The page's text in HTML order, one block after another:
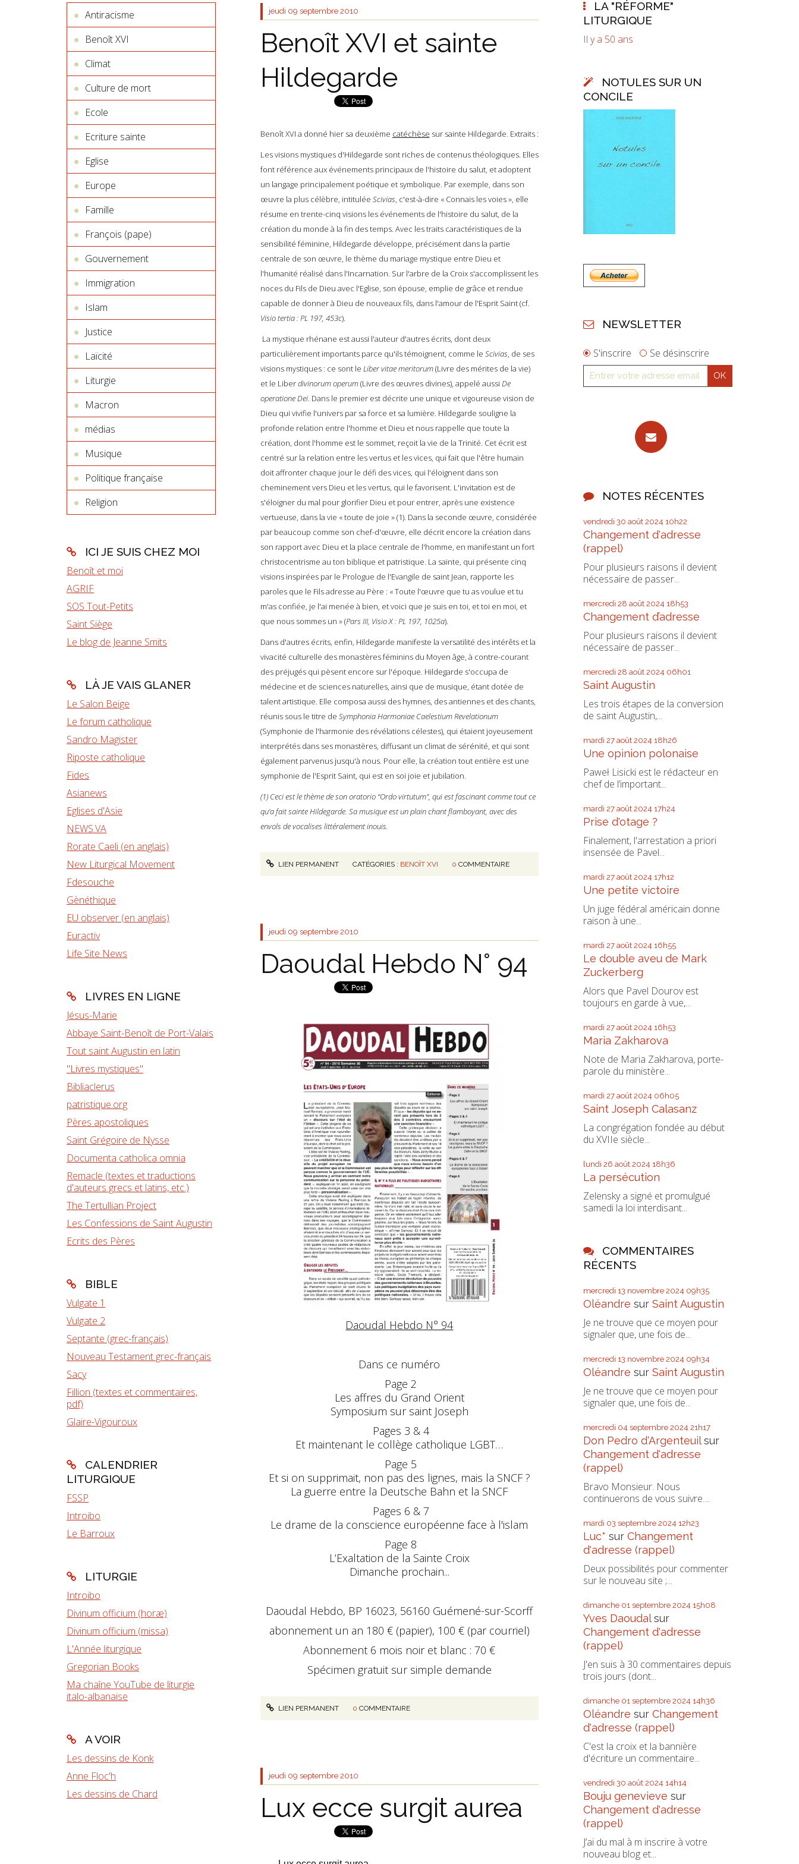
Antiracisme
Benoît XVI
Climat
Culture de mort
Ecole
Ecriture sainte
Eglise
Europe
Famille
François (pape)
Gouvernement
Immigration
Islam
Justice
Laïcité
Liturgie
Macron
médias
Musique
Politique française
Religion
ICI JE SUIS CHEZ MOI
Benoît et moi
AGRIF
SOS Tout-Petits
Saint Siège
Le blog de Jeanne Smits
LÀ JE VAIS GLANER
Le Salon Beige
Le forum catholique
Sandro Magister
Riposte catholique
Fides
Asianews
Eglises d'Asie
NEWS.VA
Rorate Caeli (en anglais)
New Liturgical Movement
Fdesouche
Gènéthique
EU observer (en anglais)
Euractiv
Life Site News
LIVRES EN LIGNE
Jésus-Marie
Abbaye Saint-Benoît de Port-Valais
Tout saint Augustin en latin
"Livres mystiques"
Bibliaclerus
patristique.org
Pères apostoliques
Saint Grégoire de Nysse
Documenta catholica omnia
Remacle (textes et traductions
d'auteurs grecs et latins, etc.)
The Tertullian Project
Les Confessions de Saint Augustin
Ecrits des Pères
BIBLE
Vulgate 1
Vulgate 2
Septante (grec-français)
Nouveau Testament grec-français
Sacy
Fillion (textes et commentaires,
pdf)
Glaire-Vigouroux
CALENDRIER
LITURGIQUE
FSSP
Introibo
Le Barroux
LITURGIE
Introibo
Divinum officium (horæ)
Divinum officium (missa)
L'Année liturgique
Gregorian Books
Ma chaîne YouTube de liturgie
italo-albanaise
A VOIR
Les dessins de Konk
Anne Floc'h
Les dessins de Chard
jeudi 09 septembre 2010
Benoît XVI et sainte
Hildegarde
Benoît XVI a donné hier sa deuxième catéchèse sur sainte Hildegarde. Extraits :
Les visions mystiques d'Hildegarde sont riches de contenus théologiques. Elles
font référence aux événements principaux de l'histoire du salut, et adoptent
un langage principalement poétique et symbolique. Par exemple, dans son
œuvre la plus célèbre, intitulée Scivias , c'est-à-dire « Connais les voies », elle
résume en trente-cinq visions les événements de l'histoire du salut, de la
création du monde à la fin des temps. Avec les traits caractéristiques de la
sensibilité féminine, Hildegarde développe, précisément dans la partie
centrale de son œuvre, le thème du mariage mystique entre Dieu et
l'humanité réalisé dans l'Incarnation. Sur l'arbre de la Croix s'accomplissent les
noces du Fils de Dieu avec l'Eglise, son épouse, emplie de grâce et rendue
capable de donner à Dieu de nouveaux fils, dans l'amour de l'Esprit Saint (cf.
Visio tertia : PL 197, 453c).
La mystique rhénane est aussi l'auteur d'autres écrits, dont deux
particulièrement importants parce qu'ils témoignent, comme le Scivias , de ses
visions mystiques : ce sont le Liber vitaemeritorum(Livre des mérites de la vie)
et le Liberdivinorum operum(Livre des œuvres divines), appelé aussi De
operatione Dei. Dans le premier est décrite une unique et vigoureuse vision de
Dieu qui vivifie l'univers par sa force et sa lumière. Hildegarde souligne la
profonde relation entre l'homme et Dieu et nous rappelle que toute la
création, dont l'homme est le sommet, reçoit la vie de la Trinité. Cet écrit est
centré sur la relation entre les vertus et les vices, qui fait que l'être humain
doit affronter chaque jour le défi des vices, qui l'éloignent dans son
cheminement vers Dieu et les vertus, qui le favorisent. L'invitation est de
s'éloigner du mal pour glorifier Dieu et pour entrer, après une existence
vertueuse, dans la vie « toute de joie » (1). Dans la seconde œuvre, considérée
par beaucoup comme son chef-d'œuvre, elle décrit encore la création dans
son rapport avec Dieu et la place centrale de l'homme, en manifestant un fort
christocentrisme au ton biblique et patristique. La sainte, qui présente cinq
visions inspirées par le Prologue de l'Evangile de saint Jean, rapporte les
paroles que le Fils adresse au Père : « Toute l'œuvre que tu as voulue et tu
m'as confiée, je l'ai menée à bien, et voici que je suis en toi, et toi en moi, et
que nous sommes un » (Pars III, Visio X : PL 197, 1025a).
Dans d'autres écrits, enfin, Hildegarde manifeste la versatilité des intérêts et la
vivacité culturelle des monastères féminins du Moyen âge, à contre-courant
des préjugés qui pèsent encore sur l'époque. Hildegarde s'occupa de
médecine et de sciences naturelles, ainsi que de musique, étant dotée de
talent artistique. Elle composa aussi des hymnes, des antiennes et des chants,
réunis sous le titre de Symphonia Harmoniae Caelestium Revelationum
(Symphonie de l'harmonie des révélations célestes), qui étaient joyeusement
interprétés dans ses monastères, diffusant un climat de sérénité, et qui sont
également parvenus jusqu'à nous. Pour elle, la création tout entière est une
symphonie de l'Esprit Saint, qui est en soi joie et jubilation.
(1) Ceci est le thème de son oratorio “Ordo virtutum”, qui est fascinant comme tout ce
qu’a fait sainte Hildegarde. Sa musique est un plain chant flamboyant, avec des
envols de vocalises littéralement inouis.
LIEN PERMANENT CATÉGORIES : BENOÎT XVI 0 COMMENTAIRE
jeudi 09 septembre 2010
Daoudal Hebdo N° 94
Daoudal Hebdo N° 94
Dans ce numéro
Page 2
Les affres du Grand Orient
Symposium sur saint Joseph
Pages 3 & 4
Et maintenant le collège catholique LGBT…
Page 5
Et si on supprimait, non pas des lignes, mais la SNCF ?
La guerre entre la Deutsche Bahn et la SNCF
Pages 6 & 7
Le drame de la conscience européenne face à l'islam
Page 8
L’Exaltation de la Sainte Croix
Dimanche prochain...
Daoudal Hebdo, BP 16023, 56160 Guémené-sur-Scorff
abonnement un an 180 € (papier), 100 € (par courriel)
Abonnement 6 mois noir et blanc : 70 €
Spécimen gratuit sur simple demande
LIEN PERMANENT 0 COMMENTAIRE
jeudi 09 septembre 2010
Lux ecce surgit aurea
LA "RÉFORME"
LITURGIQUE
Il y a 50 ans
NOTULES SUR UN
CONCILE
NEWSLETTER
S'inscrire Se désinscrire
NOTES RÉCENTES
vendredi 30 août 2024 10h22
Changement d'adresse
(rappel)
Pour plusieurs raisons il devient
nécessaire de passer...
mercredi 28 août 2024 18h53
Changement d’adresse
Pour plusieurs raisons il devient
nécessaire de passer...
mercredi 28 août 2024 06h01
Saint Augustin
Les trois étapes de la conversion
de saint Augustin,...
mardi 27 août 2024 18h26
Une opinion polonaise
Paweł Lisicki est le rédacteur en
chef de l’important...
mardi 27 août 2024 17h24
Prise d'otage ?
Finalement, l'arrestation a priori
insensée de Pavel...
mardi 27 août 2024 17h12
Une petite victoire
Un juge fédéral américain donne
raison à une...
mardi 27 août 2024 16h55
Le double aveu de Mark
Zuckerberg
Alors que Pavel Dourov est
toujours en garde à vue,...
mardi 27 août 2024 16h53
Maria Zakharova
Note de Maria Zakharova, porte-
parole du ministère...
mardi 27 août 2024 06h05
Saint Joseph Calasanz
La congrégation fondée au début
du XVIIe siècle...
lundi 26 août 2024 18h36
La persécution
Zelensky a signé et promulgué
samedi la loi interdisant...
COMMENTAIRES
RÉCENTS
mercredi 13 novembre 2024 09h35
Oléandre sur Saint Augustin
Je ne trouve que ce moyen pour
signaler que, une fois de...
mercredi 13 novembre 2024 09h34
Oléandre sur Saint Augustin
Je ne trouve que ce moyen pour
signaler que, une fois de...
mercredi 04 septembre 2024 21h17
Don Pedro d‘Argenteuilsur
Changement d'adresse
(rappel)
Bravo Monsieur. Nous
continuerons de vous suivre....
mardi 03 septembre 2024 12h23
Luc* sur Changement
d'adresse (rappel)
Deux possibilités pour commenter
sur le nouveau site ;...
dimanche 01 septembre 2024 15h08
Yves Daoudalsur
Changement d'adresse
(rappel)
J'en suis à 30 commentaires depuis
trois jours (dont...
dimanche 01 septembre 2024 14h36
Oléandre sur Changement
d'adresse (rappel)
C'est la croix et la bannière
d'écriture un commentaire...
vendredi 30 août 2024 14h14
Bouju genevieve sur
Changement d'adresse
(rappel)
J’ai du mal à m inscrire à votre
nouveau blog et...